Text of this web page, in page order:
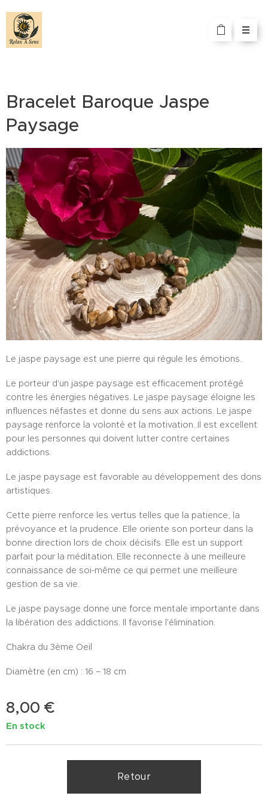
Bracelet Baroque Jaspe
Paysage
Le jaspe paysage est une pierre qui régule les émotions.
Le porteur d'un jaspe paysage est efficacement protégé
contre les énergies négatives. Le jaspe paysage éloigne les
influences néfastes et donne du sens aux actions. Le jaspe
paysage renforce la volonté et la motivation. Il est excellent
pour les personnes qui doivent lutter contre certaines
addictions.
Le jaspe paysage est favorable au développement des dons
artistiques.
Cette pierre renforce les vertus telles que la patience, la
prévoyance et la prudence. Elle oriente son porteur dans la
bonne direction lors de choix décisifs. Elle est un support
parfait pour la méditation. Elle reconnecte à une meilleure
connaissance de soi-même ce qui permet une meilleure
gestion de sa vie.
Le jaspe paysage donne une force mentale importante dans
la libération des addictions. Il favorise l'élimination.
Chakra du 3ème Oeil
Diamètre (en cm) : 16 – 18 cm
8,00 €
En stock
Retour